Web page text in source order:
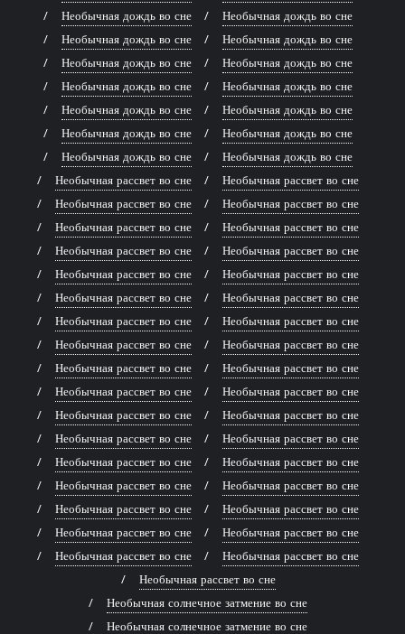
Необычная дождь во сне
Необычная дождь во сне
Необычная дождь во сне
Необычная дождь во сне
Необычная дождь во сне
Необычная дождь во сне
Необычная дождь во сне
Необычная дождь во сне
Необычная дождь во сне
Необычная дождь во сне
Необычная дождь во сне
Необычная дождь во сне
Необычная дождь во сне
Необычная дождь во сне
Необычная рассвет во сне
Необычная рассвет во сне
Необычная рассвет во сне
Необычная рассвет во сне
Необычная рассвет во сне
Необычная рассвет во сне
Необычная рассвет во сне
Необычная рассвет во сне
Необычная рассвет во сне
Необычная рассвет во сне
Необычная рассвет во сне
Необычная рассвет во сне
Необычная рассвет во сне
Необычная рассвет во сне
Необычная рассвет во сне
Необычная рассвет во сне
Необычная рассвет во сне
Необычная рассвет во сне
Необычная рассвет во сне
Необычная рассвет во сне
Необычная рассвет во сне
Необычная рассвет во сне
Необычная рассвет во сне
Необычная рассвет во сне
Необычная рассвет во сне
Необычная рассвет во сне
Необычная рассвет во сне
Необычная рассвет во сне
Необычная рассвет во сне
Необычная рассвет во сне
Необычная рассвет во сне
Необычная рассвет во сне
Необычная рассвет во сне
Необычная рассвет во сне
Необычная рассвет во сне
Необычная солнечное затмение во сне
Необычная солнечное затмение во сне